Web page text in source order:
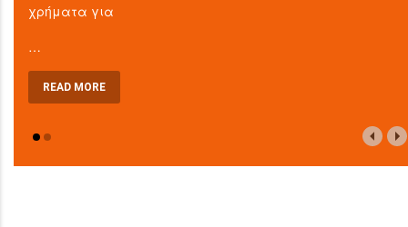
χρήματα για
…
READ MORE